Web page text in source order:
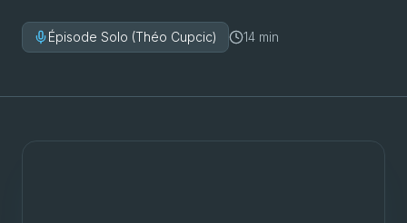
Épisode Solo (Théo Cupcic) 14 min